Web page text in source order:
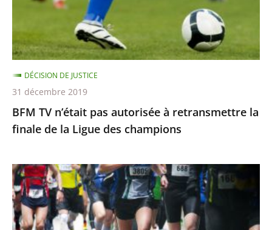
retransmettre
la
finale
de
la
Ligue
des
champions
BFM TV n’était pas autorisée à retransmettre la
finale de la Ligue des champions
DÉCISION DE JUSTICE
31 décembre 2019
Suspension
provisoire
de
Clémence